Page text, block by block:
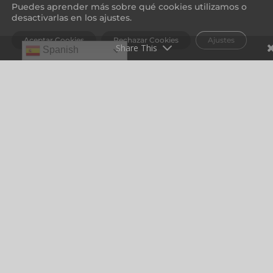
Spanish
Puedes aprender más sobre qué cookies utilizamos o
desactivarlas en los ajustes.
Aceptar Cookies Rechazar Cookies Ajustes
Share This